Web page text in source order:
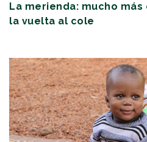
La merienda: mucho más
la vuelta al cole